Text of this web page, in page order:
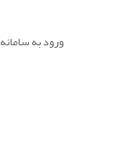
ورود به سامانه